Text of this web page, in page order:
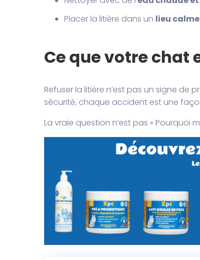
Placer la litière dans un lieu
Ce que votre chat
Refuser la litière n’est pas un signe de
sécurité, chaque accident est une
La vraie question n’est pas « Pourquoi